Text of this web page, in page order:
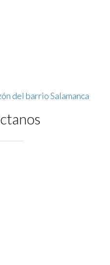
del barrio Salamanca